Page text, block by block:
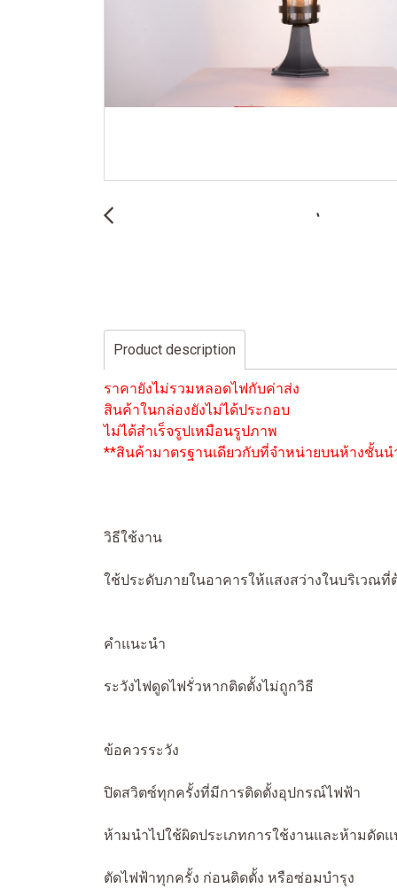
Product description
ราคายังไม่รวมหลอดไฟกับค่าส่ง
สินค้าในกล่องยังไม่ได้ประกอบ
ไม่ได้สำเร็จรูปเหมือนรูปภาพ
**สินค้ามาตรฐานเดียวกับที่จำหน่ายบนห้างชั้นน
วิธีใช้งาน
ใช้ประดับภายในอาคารให้แสงสว่างในบริเวณที่
คำแนะนำ
ระวังไฟดูดไฟรั่วหากติดตั้งไม่ถูกวิธี
ข้อควรระวัง
ปิดสวิตซ์ทุกครั้งที่มีการติดตั้งอุปกรณ์ไฟฟ้า
ห้ามนำไปใช้ผิดประเภทการใช้งานและห้ามดัด
ตัดไฟฟ้าทุกครั้ง ก่อนติดตั้ง หรือซ่อมบำรุง